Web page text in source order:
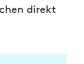
direkt